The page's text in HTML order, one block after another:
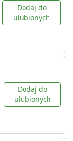
Dodaj do
ulubionych
Dodaj do
ulubionych